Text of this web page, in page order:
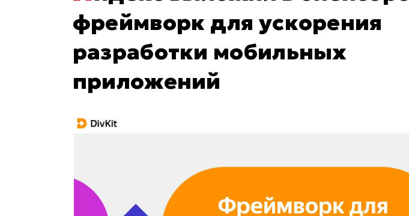
фреймворк для ускорения
разработки мобильных
приложений